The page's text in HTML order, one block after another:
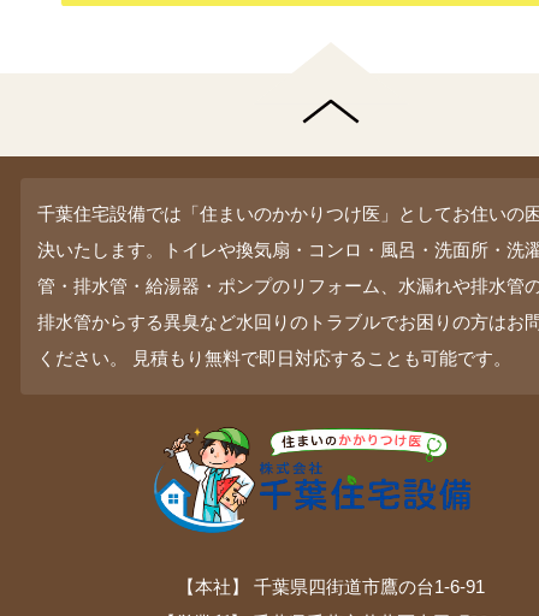
千葉住宅設備では「住まいのかかりつけ医」としてお住いの
決いたします。トイレや換気扇・コンロ・風呂・洗面所・洗
管・排水管・給湯器・ポンプのリフォーム、水漏れや排水管
排水管からする異臭など水回りのトラブルでお困りの方はお
ください。 見積もり無料で即日対応することも可能です。
【本社】 千葉県四街道市鷹の台1-6-91